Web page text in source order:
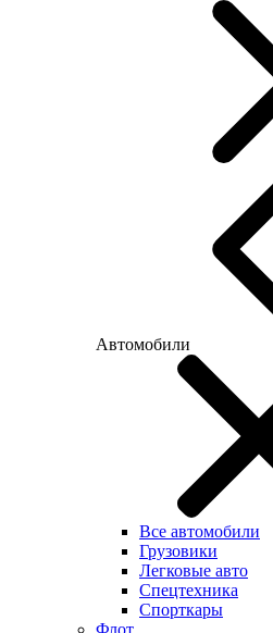
Автомобили
Все автомобили
Грузовики
Легковые авто
Спецтехника
Спорткары
Флот